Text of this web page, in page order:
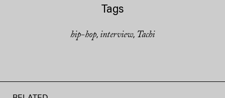
Tags
hip-hop, interview, Tachi